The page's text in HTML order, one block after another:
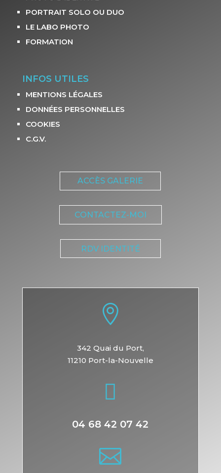
PORTRAIT SOLO OU DUO
LE LABO PHOTO
FORMATION
INFOS UTILES
MENTIONS LÉGALES
DONNÉES PERSONNELLES
COOKIES
C.G.V.
ACCÈS GALERIE
CONTACTEZ-MOI
RDV IDENTITÉ

342 Quai du Port,
11210 Port-la-Nouvelle

04 68 42 07 42
